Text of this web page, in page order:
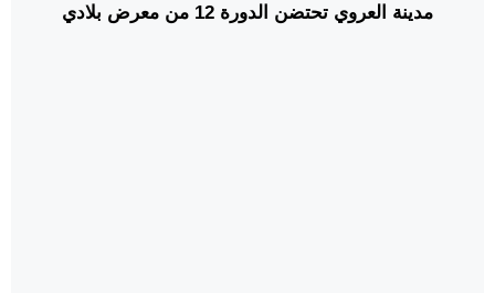
مدينة العروي تحتضن الدورة 12 من معرض بلادي